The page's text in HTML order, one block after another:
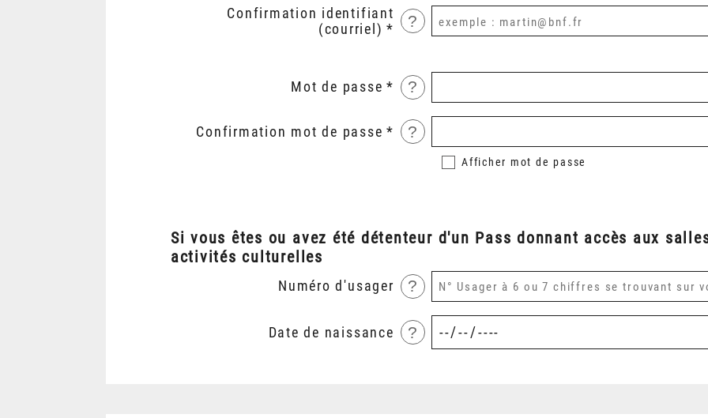
Confirmation identifiant
(courriel)
?
Mot de passe ?
Confirmation mot de passe ?
Afficher mot de passe
Si vous êtes ou avez été détenteur d'un Pass donnant accès aux
activités culturelles
Numéro d'usager ?
Date de naissance ?